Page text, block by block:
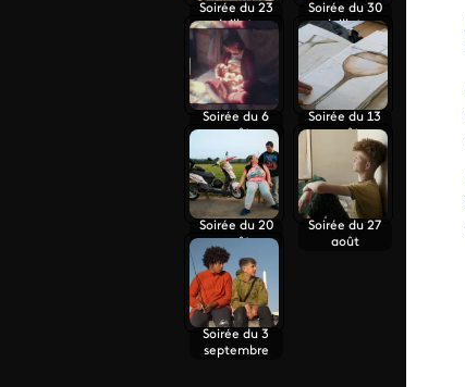
Soirée du 23
juillet
Soirée du 30
juillet
Soirée du 6
août
Soirée du 13
août
Soirée du 20
août
Soirée du 27
août
Soirée du 3
septembre